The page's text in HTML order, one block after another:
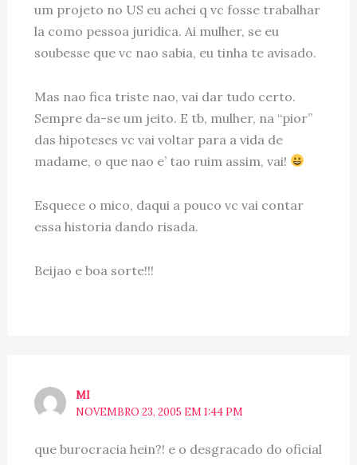
um projeto no US eu achei q vc fosse trabalhar
la como pessoa juridica. Ai mulher, se eu
soubesse que vc nao sabia, eu tinha te avisado.
Mas nao fica triste nao, vai dar tudo certo.
Sempre da-se um jeito. E tb, mulher, na “pior”
das hipoteses vc vai voltar para a vida de
madame, o que nao e’ tao ruim assim, vai!
Esquece o mico, daqui a pouco vc vai contar
essa historia dando risada.
Beijao e boa sorte!!!
MI
NOVEMBRO 23, 2005 EM 1:44 PM
que burocracia hein?! e o desgracado do oficial